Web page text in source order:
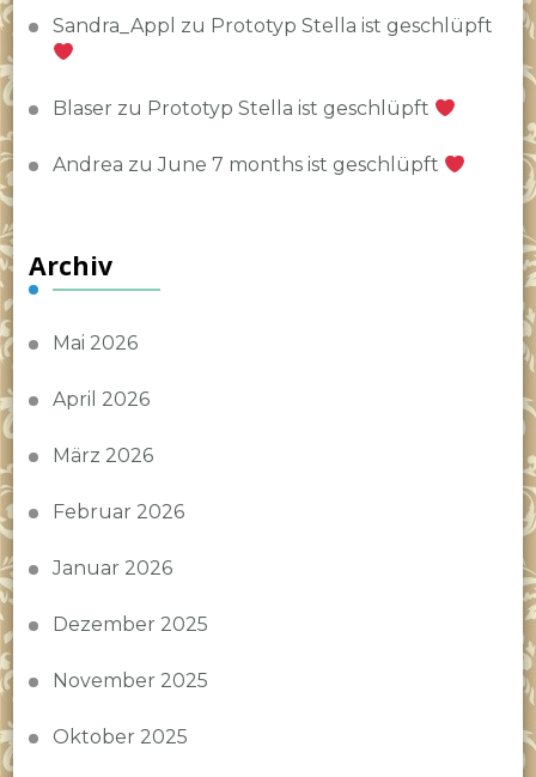
Sandra_Appl zu Prototyp Stella ist geschlüpft
Blaser zu Prototyp Stella ist geschlüpft
Andrea zuJune 7 months ist geschlüpft
Archiv
Mai 2026
April 2026
März 2026
Februar 2026
Januar 2026
Dezember 2025
November 2025
Oktober 2025